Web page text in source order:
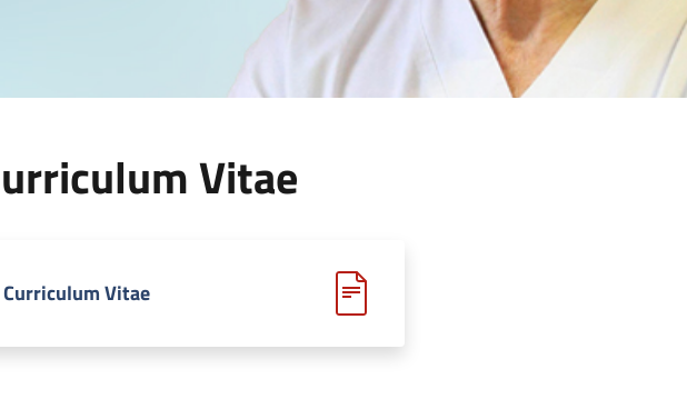
Vitae
Curriculum Vitae